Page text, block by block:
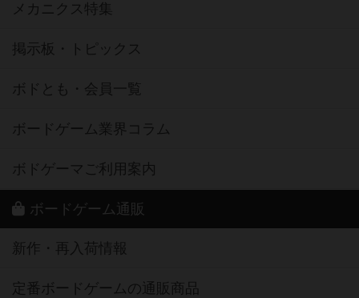
メカニクス特集
掲示板・トピックス
ボドとも・会員一覧
ボードゲーム業界コラム
ボドゲーマご利用案内
ボードゲーム通販
新作・再入荷情報
定番ボードゲームの通販商品